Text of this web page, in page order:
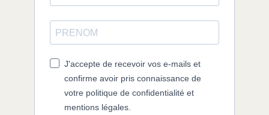
J'accepte de recevoir vos e-mails et
confirme avoir pris connaissance de
votre politique de confidentialité et
mentions légales.